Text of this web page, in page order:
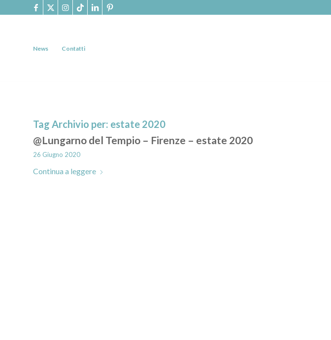
News Contatti
Tag Archivio per: estate 2020
@Lungarno del Tempio – Firenze – estate 2020
26 Giugno 2020
Continua a leggere